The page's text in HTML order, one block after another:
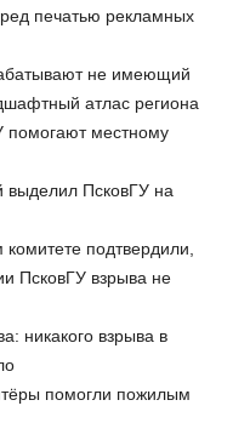
печатью рекламных
не имеющий
атлас региона
помогают местному
выделил ПсковГУ на
подтвердили,
ПсковГУ взрыва не
никакого взрыва в
помогли пожилым